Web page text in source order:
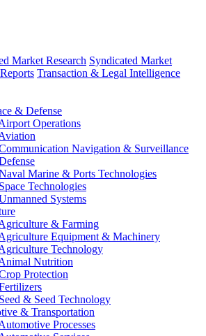
Market Research Syndicated Market
Transaction & Legal Intelligence
& Defense
Operations
Navigation & Surveillance
Marine & Ports Technologies
Space Technologies
Systems
& Farming
Equipment & Machinery
Technology
Nutrition
Protection
Seed & Seed Technology
& Transportation
Processes